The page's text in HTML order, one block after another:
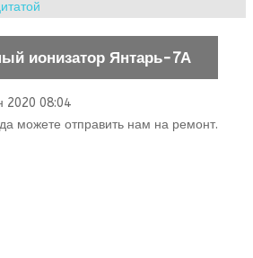
ионизатор Янтарь-7А
2020 08:04
можете отправить нам на ремонт.